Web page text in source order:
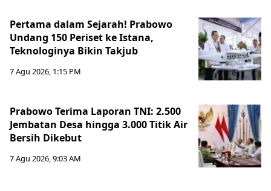
Pertama dalam Sejarah! Prabowo
Undang 150 Periset ke Istana,
Teknologinya Bikin Takjub
7 Agu 2026, 1:15 PM
Prabowo Terima Laporan TNI: 2.500
Jembatan Desa hingga 3.000 Titik Air
Bersih Dikebut
7 Agu 2026, 9:03 AM